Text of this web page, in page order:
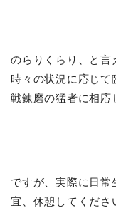
のらりくらり、と言
時々の状況に応じて
戦錬磨の猛者に相応
ですが、実際に日常
宜、休憩してくださ